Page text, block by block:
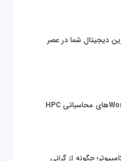
دیجیتال شما در عصر
چگونه از گرانی